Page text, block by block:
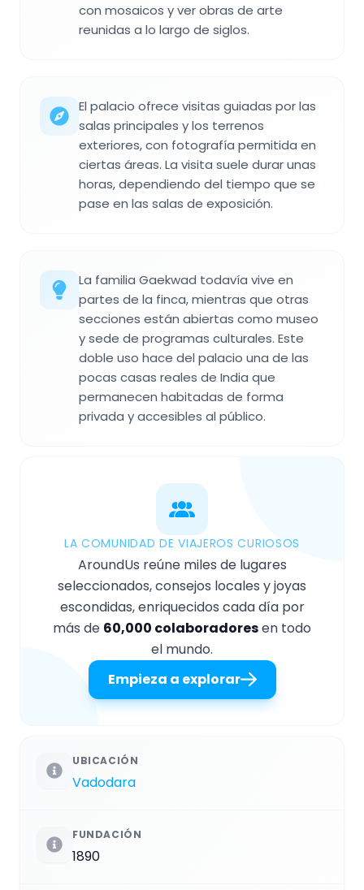
con mosaicos y ver obras de arte
reunidas a lo largo de siglos.
El palacio ofrece visitas guiadas por las
salas principales y los terrenos
exteriores, con fotografía permitida en
ciertas áreas. La visita suele durar unas
horas, dependiendo del tiempo que se
pase en las salas de exposición.
La familia Gaekwad todavía vive en
partes de la finca, mientras que otras
secciones están abiertas como museo
y sede de programas culturales. Este
doble uso hace del palacio una de las
pocas casas reales de India que
permanecen habitadas de forma
privada y accesibles al público.
LA COMUNIDAD DE VIAJEROS CURIOSOS
AroundUs reúne miles de lugares
seleccionados, consejos locales y joyas
escondidas, enriquecidos cada día por
más de 60,000 colaboradoresen todo
el mundo.
Empieza a explorar
UBICACIÓN
Vadodara
FUNDACIÓN
1890